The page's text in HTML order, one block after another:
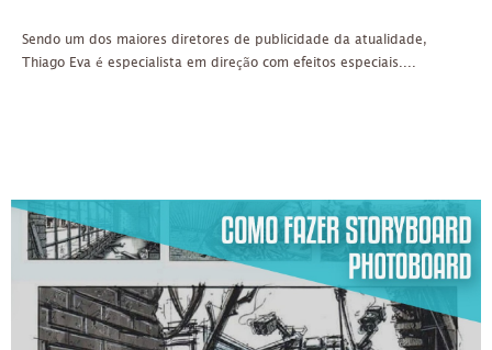
Sendo um dos maiores diretores de publicidade da atualidade,
Thiago Eva é especialista em direção com efeitos especiais....
SEX
26/03/2021
ATÉ 20 PESSOAS